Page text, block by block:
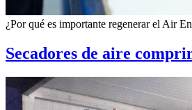
¿Por qué es importante regenerar el Air
Secadores de aire